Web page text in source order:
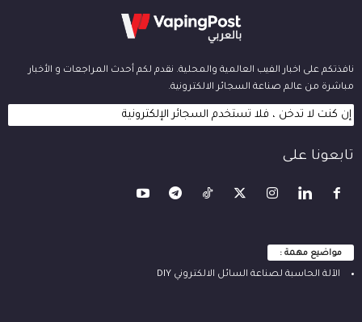
نافذتكم على اخبار الفيب العالمية والمحلية. نقدم لكم أحدث المراجعات و الأخبار
مباشرة من عالم صناعة السجائر الالكترونية.
إن كنت لا تدخن ، فلا تستخدم السجائر الإلكترونية
تابعونا على
مواضيع مهمة :
الآلة ‫الحاسبة لصناعة السائل الالكتروني‬ DIY